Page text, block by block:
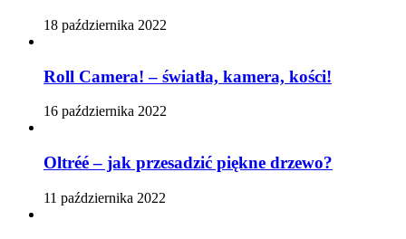
18 października 2022
Roll Camera! – światła, kamera, kości!
16 października 2022
Oltréé – jak przesadzić piękne drzewo?
11 października 2022